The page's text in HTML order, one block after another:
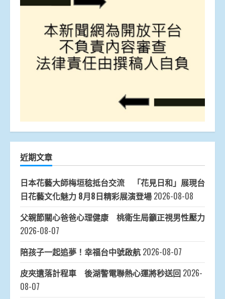
近期文章
日本花藝大師梅垣稔抵台交流 「花見日和」展現台
日花藝文化魅力 8月8日精彩展演登場 2026-08-08
父親節關心爸爸心理健康 桃衛生局籲正視男性壓力
2026-08-07
陪孩子一起追夢！幸福台中號啟航 2026-08-07
皮夾遺落計程車 後湖警電聯熱心運將秒送回 2026-
08-07